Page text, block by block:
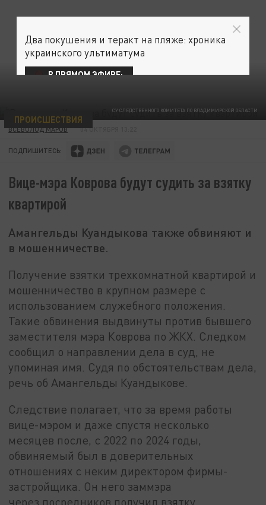
СУ СЛЕДСТВЕННОГО КОМИТЕТА ПО ВЛАДИМИРСКОЙ ОБЛАСТИ
ПРОИСШЕСТВИЯ
ВСЕВОЛОД МАРОВ 04 ОКТЯБРЯ 13:22
ПОДПИШИТЕСЬ:
Вице-мэра Коврова будут судить за взятку
квартирой
Амангельды Куандыкова также обвиняют и
в мошенничестве.
Получение взятки трехкомнатной квартирой и
мошенничество в крупном размере с
использованием служебного положения.
Такие обвинения выдвинуты против бывшего
заместителя мэра Коврова по ЖКХ. Следком
сообщил о направлении дела в суд, не
упоминая имя. Судя по обстоятельствам дела,
речь об Амангельды Куандыкове.
Следствие полагает, что за время работы
вице-мэром и даже спустя несколько
месяцев после, с 2022 по 2024 годы,
обвиняемый был в доверительных
отношениях с неким директором фирмы-
застройщика. Он него заммэра
через посредников получил взятку
Два покушения и теракт на пляже: хроника
украинского ультиматума
В ПРЯМОМ ЭФИРЕ: